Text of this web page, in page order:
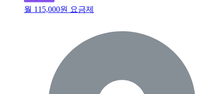
월 115,000원 요금제